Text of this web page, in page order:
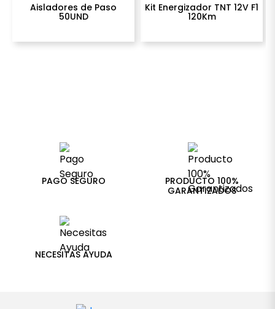
Aisladores de Paso
50UND
Kit Energizador TNT 12V F1
120Km
PAGO SEGURO
PRODUCTO 100%
GARANTIZADOS
NECESITAS AYUDA